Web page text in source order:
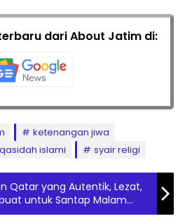
dari About Jatim di:
ketenangan jiwa
qasidah islami syair religi
Qatar yang Autentik, Lezat,
untuk Santap Malam